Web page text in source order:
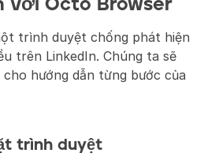
với Octo Browser
trình duyệt chống phát hiện
trên LinkedIn. Chúng ta sẽ
hướng dẫn từng bước của
trình duyệt